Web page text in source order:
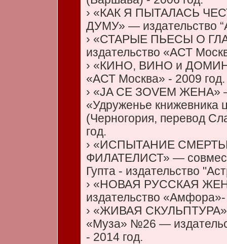
› «КАК Я ПЫТАЛАСЬ
ДУМУ» — издательство
› «СТАРЫЕ ПЬЕСЫ О
издательство «АСТ
› «КИНО, ВИНО и
«АСТ Москва» - 2009 год.
› «JA CE ЗОVEM ЖЕНА»
«Удруженье книжевника
(Черногория, перевод
год.
› «ИСПЫТАНИЕ
ФИЛАТЕЛИСТ» —
Гупта - издательство
› «НОВАЯ РУССКАЯ
издательство «Амфора»-
› «ЖИВАЯ СКУЛЬПТУРА»
«Муза» №26 —
- 2014 год.